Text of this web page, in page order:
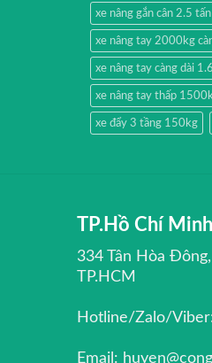
xe nâng gắn cân 2.5 tấn
xe nâng tay 2000kg
xe nâng tay càng dài
xe nâng tay thấp
xe đẩy 3 tầng 150kg
TP.Hồ Chí Minh
334 Tân Hòa
TP.HCM
Hotline/Zalo/
Email: